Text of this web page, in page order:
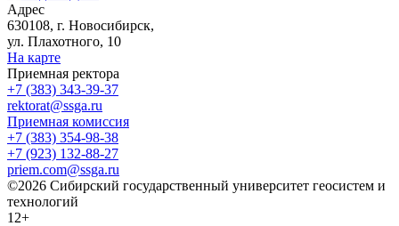
Адрес
630108, г. Новосибирск,
ул. Плахотного, 10
На карте
Приемная ректора
+7 (383) 343-39-37
rektorat@ssga.ru
Приемная комиссия
+7 (383) 354-98-38
+7 (923) 132-88-27
priem.com@ssga.ru
©2026 Сибирский государственный университет геосистем и
технологий
12+